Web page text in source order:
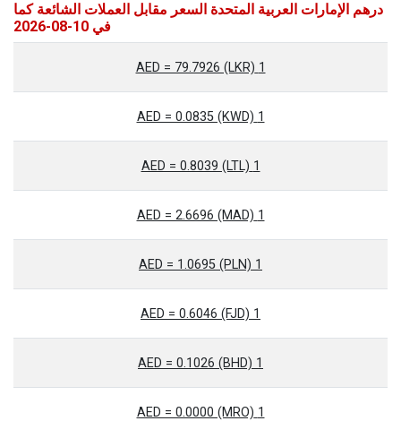
درهم الإمارات العربية المتحدة السعر مقابل العملات الشائعة كما
في 10-08-2026
1 AED = 79.7926 (LKR)
1 AED = 0.0835 (KWD)
1 AED = 0.8039 (LTL)
1 AED = 2.6696 (MAD)
1 AED = 1.0695 (PLN)
1 AED = 0.6046 (FJD)
1 AED = 0.1026 (BHD)
1 AED = 0.0000 (MRO)